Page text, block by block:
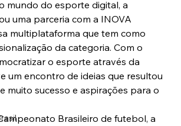
mundo do esporte digital, a
uma parceria com a INOVA
multiplataforma que tem como
da categoria. Com o
o esporte através da
um encontro de ideias que resultou
muito sucesso e aspirações para o
Brasileiro de futebol, a